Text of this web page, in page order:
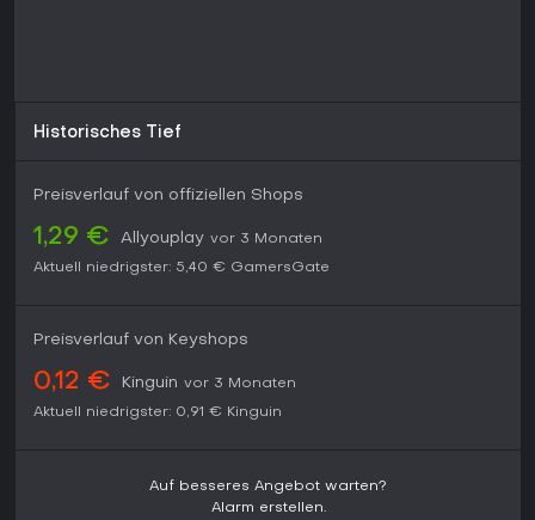
Historisches Tief
Preisverlauf von offiziellen Shops
1,29 € Allyouplay vor 3 Monaten
Aktuell niedrigster: 5,40 € GamersGate
Preisverlauf von Keyshops
0,12 € Kinguin vor 3 Monaten
Aktuell niedrigster: 0,91 € Kinguin
Auf besseres Angebot warten?
Alarm erstellen.